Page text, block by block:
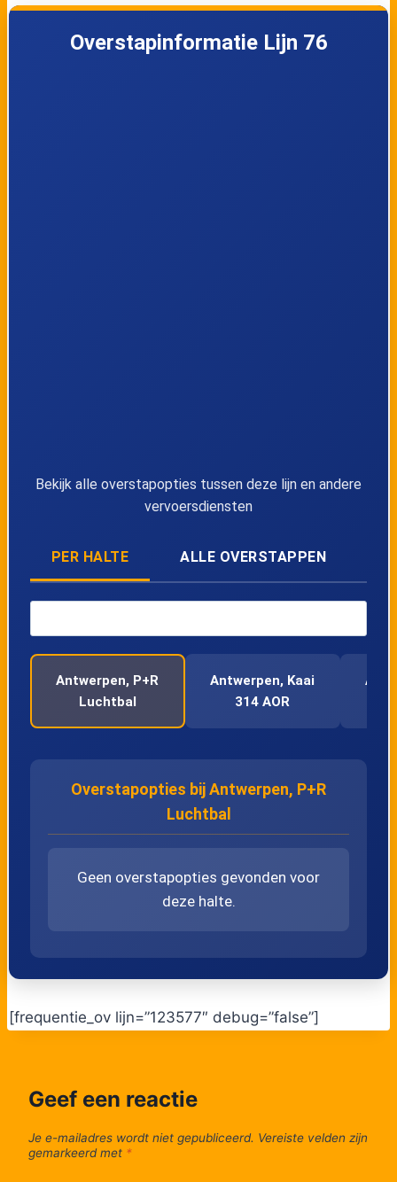
Overstapinformatie Lijn 76
Bekijk alle overstapopties tussen deze lijn en andere
vervoersdiensten
PER HALTE ALLE OVERSTAPPEN
Antwerpen, P+R
Luchtbal
Antwerpen, Kaai
314 AOR
Overstapopties bij Antwerpen, P+R
Luchtbal
Geen overstapopties gevonden voor
deze halte.
[frequentie_ov lijn=”123577″ debug=”false”]
Geef een reactie
Je e-mailadres wordt niet gepubliceerd. Vereiste velden zijn
gemarkeerd met *